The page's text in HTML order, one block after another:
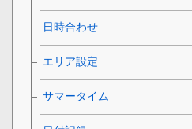
日時合わせ
エリア設定
サマータイム